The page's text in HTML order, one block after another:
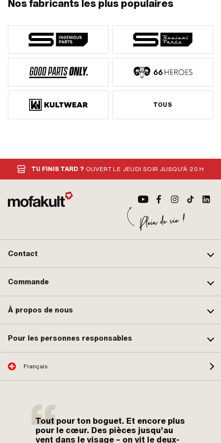
Nos fabricants les plus populaires
TOUS
TU FINIS TARD ? OUVERT LE JEUDI SOIR JUSQU'À 20 H
Contact
Commande
À propos de nous
Pour les personnes responsables
Français
Tout pour ton boguet. Et encore plus
pour le cœur. Des pièces jusqu’au
vent dans le visage – on vit le deux-